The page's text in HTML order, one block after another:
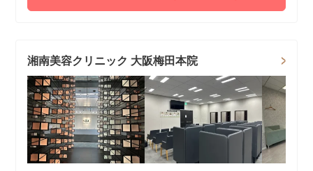
湘南美容クリニック 大阪梅田本院